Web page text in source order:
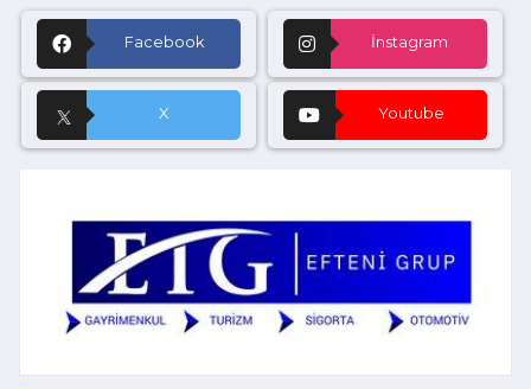
Facebook İnstagram
X Youtube